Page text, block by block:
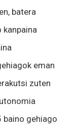
batera
eman
zuten
baino gehiago